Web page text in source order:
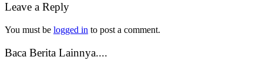
Leave a Reply
You must be logged in to post a comment.
Baca Berita Lainnya....